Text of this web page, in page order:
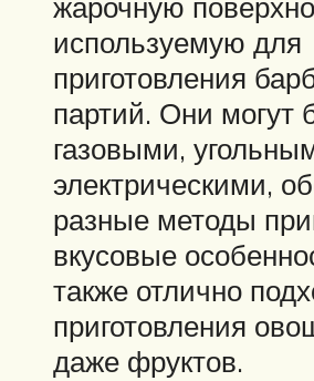
используемую для
приготовления
партий. Они могут
газовыми,
электрическими,
разные методы
вкусовые
также отлично
приготовления
даже фруктов.